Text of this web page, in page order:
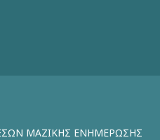
ΜΑΖΙΚΗΣ ΕΝΗΜΕΡΩΣΗΣ